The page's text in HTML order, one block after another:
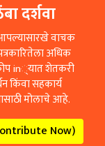
दर्शवा
वाचक
अधिक
in्यात शेतकरी
किंवा सहकार्य
मोलाचे आहे.
Now)